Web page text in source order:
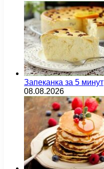
Запеканка за 5 минут
08.08.2026